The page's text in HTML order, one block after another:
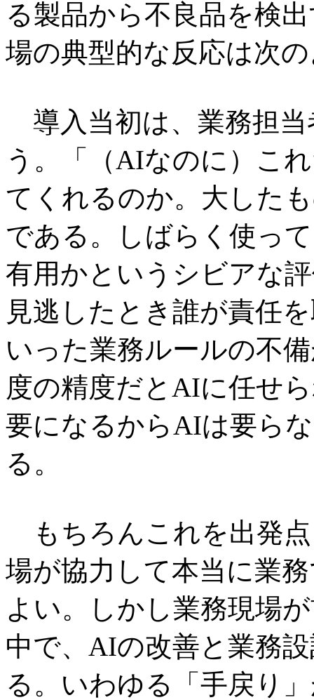
る製品から不良品を検
場の典型的な反応は次
導入当初は、業務担
う。「（AIなのに）こ
てくれるのか。大した
である。しばらく使っ
有用かというシビアな
見逃したとき誰が責任
いった業務ルールの不
度の精度だとAIに任せ
要になるからAIは要ら
る。
もちろんこれを出発
場が協力して本当に業
よい。しかし業務現場
中で、AIの改善と業務
る。いわゆる「手戻り